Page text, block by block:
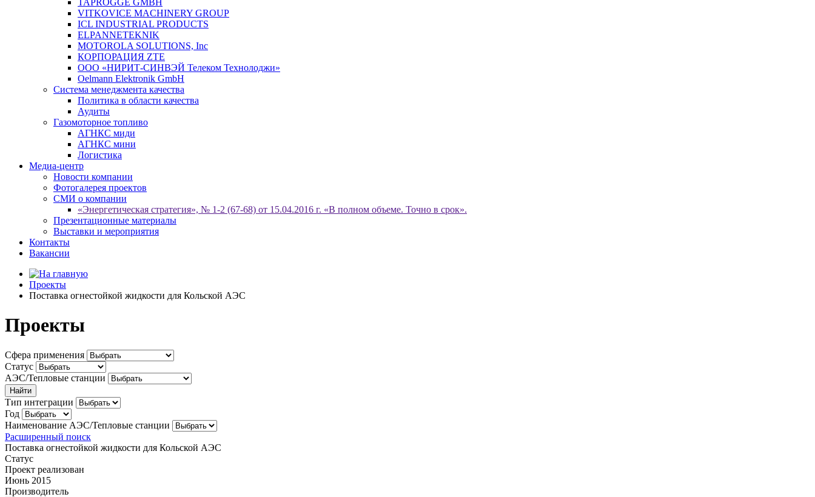
TAPROGGE GMBH
VITKOVICE MACHINERY GROUP
ICL INDUSTRIAL PRODUCTS
ELPANNETEKNIK
MOTOROLA SOLUTIONS, Inc
КОРПОРАЦИЯ ZTE
ООО «НИРИТ-СИНВЭЙ Телеком Технолоджи»
Oelmann Elektronik GmbH
Система менеджмента качества
Политика в области качества
Аудиты
Газомоторное топливо
АГНКС миди
АГНКС мини
Логистика
Медиа-центр
Новости компании
Фотогалерея проектов
СМИ о компании
«Энергетическая стратегия», № 1-2 (67-68) от 15.04.2016 г. «В полном объеме. Точно в срок».
Презентационные материалы
Выставки и мероприятия
Контакты
Вакансии
Проекты
Поставка огнестойкой жидкости для Кольской АЭС
Проекты
Сфера применения
Статус
АЭС/Тепловые станции
Тип интеграции
Год
Наименование АЭС/Тепловые станции
Расширенный поиск
Поставка огнестойкой жидкости для Кольской АЭС
Статус
Проект реализован
Июнь 2015
Производитель